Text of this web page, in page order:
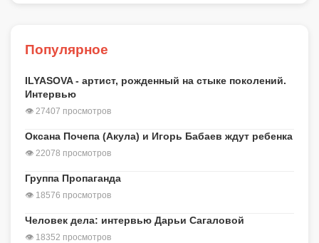
Популярное
ILYASOVA - артист, рожденный на стыке поколений.
Интервью
👁 27407 просмотров
Оксана Почепа (Акула) и Игорь Бабаев ждут ребенка
👁 22078 просмотров
Группа Пропаганда
👁 18576 просмотров
Человек дела: интервью Дарьи Сагаловой
👁 18352 просмотров